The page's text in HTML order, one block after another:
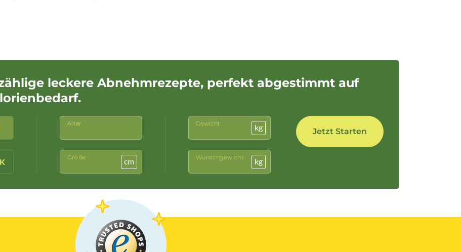
leckere Abnehmrezepte, perfekt abgestimmt auf
Alter
Größe cm
Gewicht kg
Wunschgewicht kg